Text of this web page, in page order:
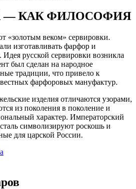
— КАК ФИЛОСОФИЯ
«золотым веком» сервировки.
изготавливать фарфор и
Идея русской сервировки возникла
был сделан на народное
традиции, что привело к
фарфоровых мануфактур.
изделия отличаются узорами,
из поколения в поколение и
характер. Императорский
символизируют роскошь и
для царской России.